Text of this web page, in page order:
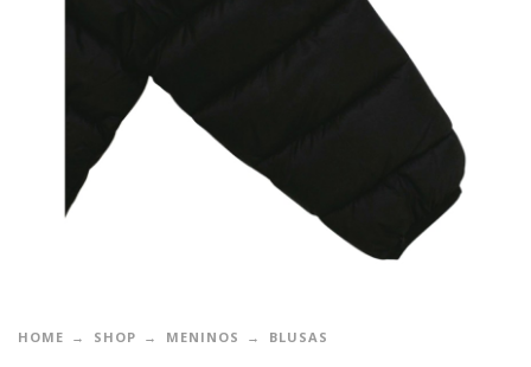
HOME SHOP MENINOS BLUSAS